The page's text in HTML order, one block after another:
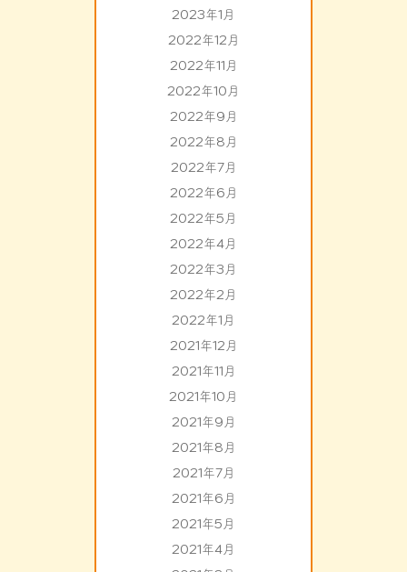
2023年1月
2022年12月
2022年11月
2022年10月
2022年9月
2022年8月
2022年7月
2022年6月
2022年5月
2022年4月
2022年3月
2022年2月
2022年1月
2021年12月
2021年11月
2021年10月
2021年9月
2021年8月
2021年7月
2021年6月
2021年5月
2021年4月